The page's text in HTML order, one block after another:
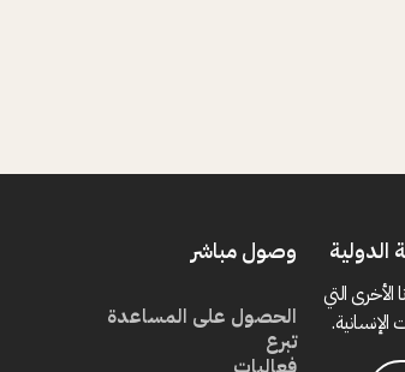
الدولية
الأخرى التي
الإنسانية.
وصول مباشر
الحصول على المساعدة
تبرع